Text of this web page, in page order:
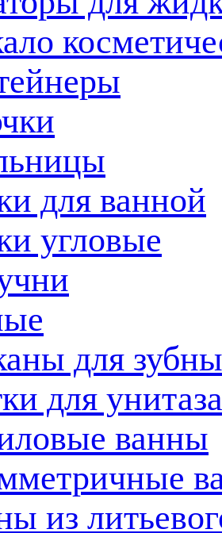
для ванной
угловые
для
для унитаза
ванны
из